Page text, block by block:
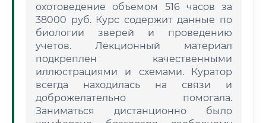
охотоведение объемом 516 часов за
38000 руб. Курс содержит данные по
биологии зверей и проведению
учетов. Лекционный материал
подкреплен качественными
иллюстрациями и схемами. Куратор
всегда находилась на связи и
доброжелательно помогала.
Заниматься дистанционно было